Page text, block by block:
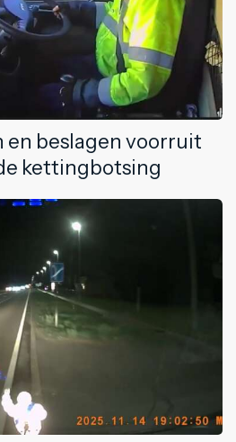
en beslagen voorruit
kettingbotsing